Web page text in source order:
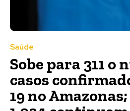
Saúde
Sobe para 311 o
casos
19 no